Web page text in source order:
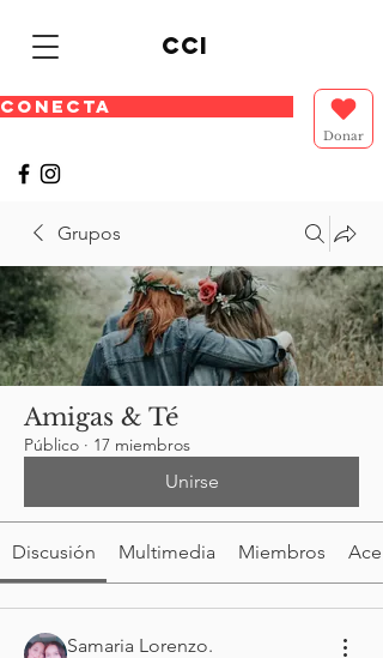
cci
CONECTA
Donar
Grupos
Amigas & Té
Público · 17 miembros
Unirse
Discusión Multimedia Miembros
Samaria Lorenzo.